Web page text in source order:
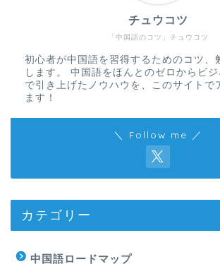
「中国語のコツ」チュウコツ
チュウコツ
初心者が中国語を習得するためのコツ、
します。 中国語をほんとのゼロからビジ
で引き上げたノウハウを、このサイトで
ます！
＼ Follow me ／
カテゴリー
中国語ロードマップ